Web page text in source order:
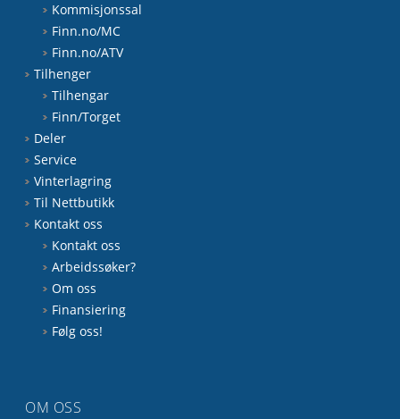
Kommisjonssal
Finn.no/MC
Finn.no/ATV
Tilhenger
Tilhengar
Finn/Torget
Deler
Service
Vinterlagring
Til Nettbutikk
Kontakt oss
Kontakt oss
Arbeidssøker?
Om oss
Finansiering
Følg oss!
OM OSS